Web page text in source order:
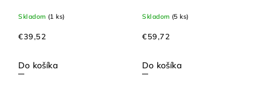
Skladom (1 ks)
€39,52
Do košíka
Skladom (5 ks)
€59,72
Do košíka